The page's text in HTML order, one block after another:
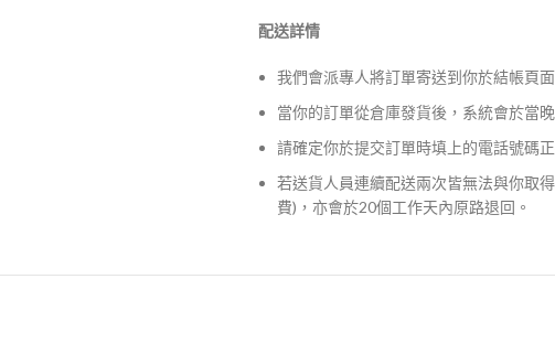
配送詳情
我們會派專人將訂單寄送到你於結帳頁
當你的訂單從倉庫發貨後，系統會於當
請確定你於提交訂單時填上的電話號碼
若送貨人員連續配送兩次皆無法與你取
費)，亦會於20個工作天內原路退回。